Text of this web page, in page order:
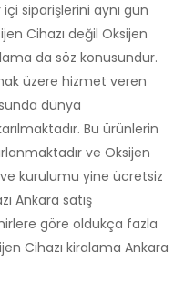
siparişlerini aynı gün
Cihazı değil Oksijen
da söz konusundur.
üzere hizmet veren
dünya
Bu ürünlerin
ve Oksijen
ve kurulumu yine ücretsiz
Ankara satış
göre oldukça fazla
Cihazı kiralama Ankara